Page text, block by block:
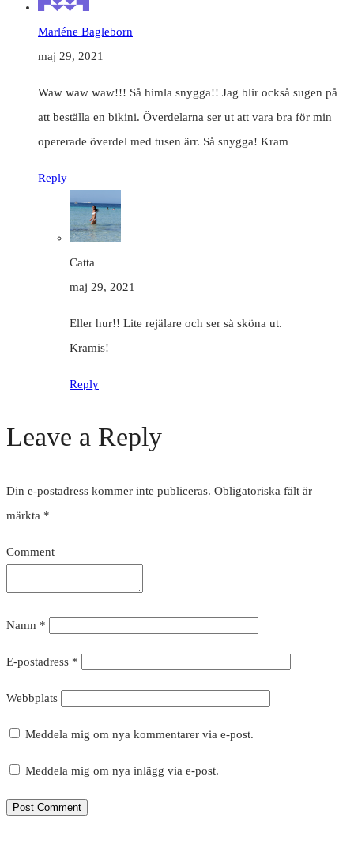
Marléne Bagleborn
maj 29, 2021
Waw waw waw!!! Så himla snygga!! Jag blir också sugen på
att beställa en bikini. Överdelarna ser ut att vara bra för min
opererade överdel med tusen ärr. Så snygga! Kram
Reply
Catta
maj 29, 2021
Eller hur!! Lite rejälare och ser så sköna ut.
Kramis!
Reply
Leave a Reply
Din e-postadress kommer inte publiceras. Obligatoriska fält är
märkta *
Comment
Namn *
E-postadress *
Webbplats
Meddela mig om nya kommentarer via e-post.
Meddela mig om nya inlägg via e-post.